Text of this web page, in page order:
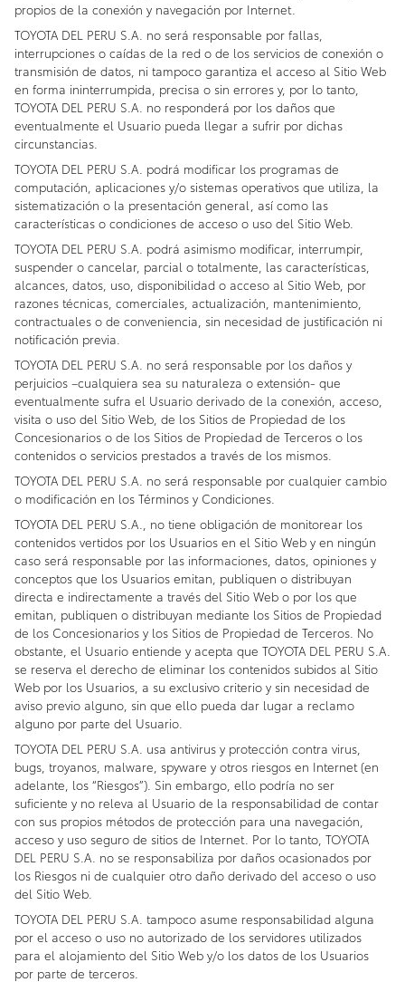
propios de la conexión y navegación por Internet.
TOYOTA DEL PERU S.A. no será responsable por fallas,
interrupciones o caídas de la red o de los servicios de conexión o
transmisión de datos, ni tampoco garantiza el acceso al Sitio Web
en forma ininterrumpida, precisa o sin errores y, por lo tanto,
TOYOTA DEL PERU S.A. no responderá por los daños que
eventualmente el Usuario pueda llegar a sufrir por dichas
circunstancias.
TOYOTA DEL PERU S.A. podrá modificar los programas de
computación, aplicaciones y/o sistemas operativos que utiliza, la
sistematización o la presentación general, así como las
características o condiciones de acceso o uso del Sitio Web.
TOYOTA DEL PERU S.A. podrá asimismo modificar, interrumpir,
suspender o cancelar, parcial o totalmente, las características,
alcances, datos, uso, disponibilidad o acceso al Sitio Web, por
razones técnicas, comerciales, actualización, mantenimiento,
contractuales o de conveniencia, sin necesidad de justificación ni
notificación previa.
TOYOTA DEL PERU S.A. no será responsable por los daños y
perjuicios –cualquiera sea su naturaleza o extensión- que
eventualmente sufra el Usuario derivado de la conexión, acceso,
visita o uso del Sitio Web, de los Sitios de Propiedad de los
Concesionarios o de los Sitios de Propiedad de Terceros o los
contenidos o servicios prestados a través de los mismos.
TOYOTA DEL PERU S.A. no será responsable por cualquier cambio
o modificación en los Términos y Condiciones.
TOYOTA DEL PERU S.A., no tiene obligación de monitorear los
contenidos vertidos por los Usuarios en el Sitio Web y en ningún
caso será responsable por las informaciones, datos, opiniones y
conceptos que los Usuarios emitan, publiquen o distribuyan
directa e indirectamente a través del Sitio Web o por los que
emitan, publiquen o distribuyan mediante los Sitios de Propiedad
de los Concesionarios y los Sitios de Propiedad de Terceros. No
obstante, el Usuario entiende y acepta que TOYOTA DEL PERU S.A.
se reserva el derecho de eliminar los contenidos subidos al Sitio
Web por los Usuarios, a su exclusivo criterio y sin necesidad de
aviso previo alguno, sin que ello pueda dar lugar a reclamo
alguno por parte del Usuario.
TOYOTA DEL PERU S.A. usa antivirus y protección contra virus,
bugs, troyanos, malware, spyware y otros riesgos en Internet (en
adelante, los “Riesgos”). Sin embargo, ello podría no ser
suficiente y no releva al Usuario de la responsabilidad de contar
con sus propios métodos de protección para una navegación,
acceso y uso seguro de sitios de Internet. Por lo tanto, TOYOTA
DEL PERU S.A. no se responsabiliza por daños ocasionados por
los Riesgos ni de cualquier otro daño derivado del acceso o uso
del Sitio Web.
TOYOTA DEL PERU S.A. tampoco asume responsabilidad alguna
por el acceso o uso no autorizado de los servidores utilizados
para el alojamiento del Sitio Web y/o los datos de los Usuarios
por parte de terceros.